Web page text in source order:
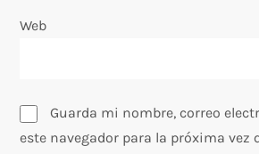
d
s
Web
Guarda mi nombre, correo
este navegador para la próxima vez